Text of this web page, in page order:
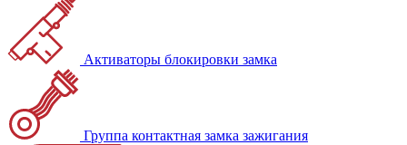
Активаторы блокировки замка
Группа контактная замка зажигания